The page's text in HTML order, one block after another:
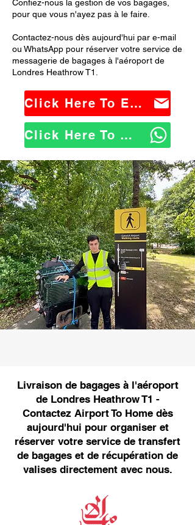
Confiez-nous la gestion de vos bagages,
pour que vous n'ayez pas à le faire.
Contactez-nous dès aujourd'hui par e-mail
ou WhatsApp pour réserver votre service de
messagerie de bagages à l'aéroport de
Londres Heathrow T1.
Click Here To Email Us
Click Here To WhatsApp Us
Livraison de bagages à l'aéroport
de Londres Heathrow T1 -
Contactez Airport To Home dès
aujourd'hui pour organiser et
réserver votre service de transfert
de bagages et de récupération de
valises directement avec nous.